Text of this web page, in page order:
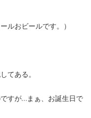
ルおビールです。）
てある。
すが…まぁ、お誕生日で